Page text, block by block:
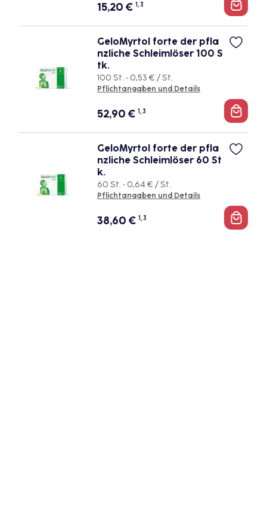
15,20€ 1, 3
GeloMyrtol forte der pfla
nzliche Schleimlöser 100 S
tk.
100 St. • 0,53 € / St.
Pflichtangaben und Details
52,90€ 1, 3
GeloMyrtol forte der pfla
nzliche Schleimlöser 60 St
k.
60 St. • 0,64 € / St.
Pflichtangaben und Details
38,60€ 1, 3